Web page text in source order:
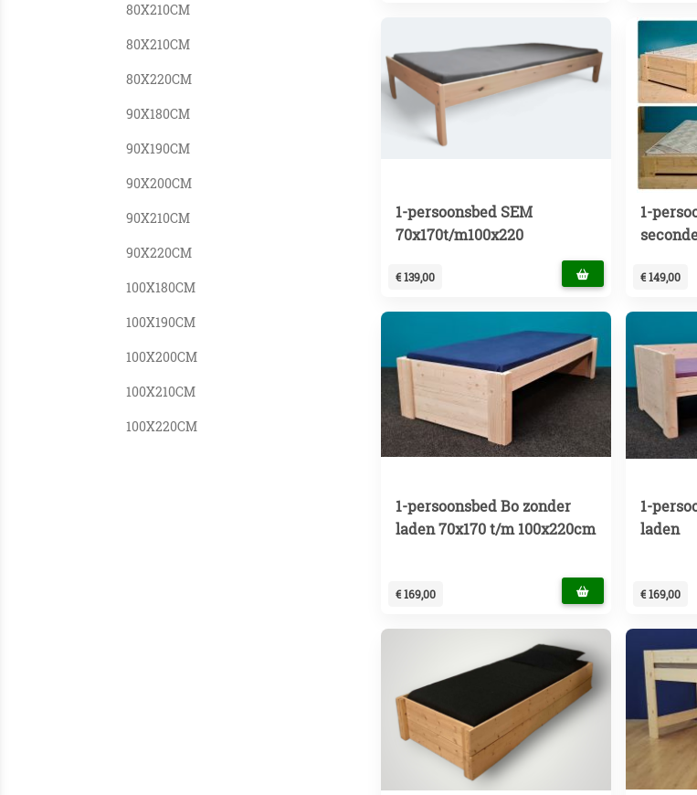
80X210CM
80X210CM
80X220CM
90X180CM
90X190CM
90X200CM
90X210CM
90X220CM
100X180CM
100X190CM
100X200CM
100X210CM
100X220CM
1-persoonsbed SEM
70x170t/m100x220
€ 139,00
1-
€ 149,00
1-persoonsbed Bo zonder
laden 70x170 t/m 100x220cm
€ 169,00
1-
laden
€ 169,00